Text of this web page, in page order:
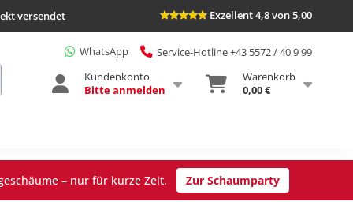
versendet Exzellent 4,8 von 5,00
WhatsApp
Service-Hotline +43 5572 / 40 9 99
Kundenkonto
Bitte anmelden
Warenkorb
0,00 €
– nur für kurze Zeit. Zur Schaumparty